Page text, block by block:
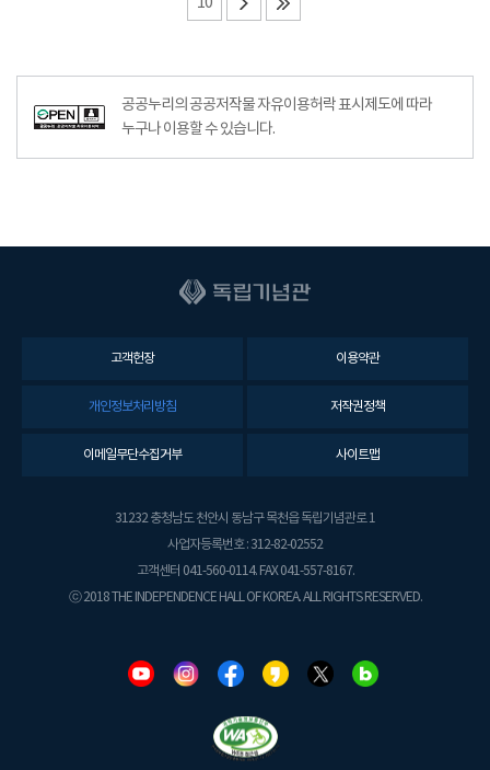
공공누리의 공공저작물 자유이용허락 표시제도에 따라
누구나 이용할 수 있습니다.
고객헌장 이용약관
개인정보처리방침 저작권정책
이메일무단수집거부 사이트맵
31232 충청남도 천안시 동남구 목천읍 독립기념관로 1
사업자등록번호 : 312-82-02552
고객센터 041-560-0114. FAX 041-557-8167.
ⓒ 2018 THE INDEPENDENCE HALL OF KOREA. ALL RIGHTS RESERVED.